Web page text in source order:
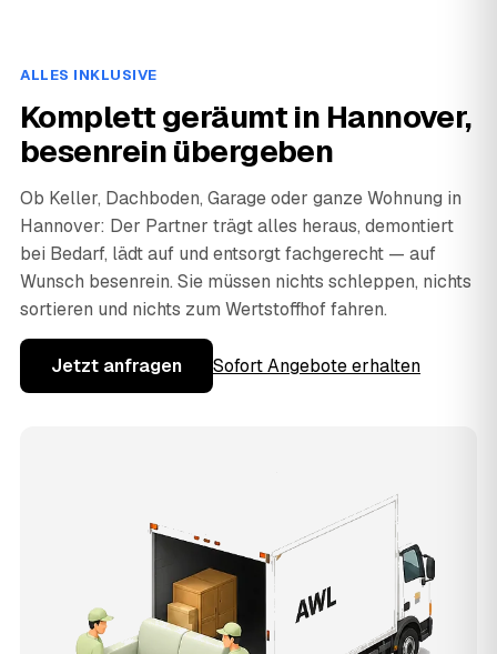
ALLES INKLUSIVE
Komplett geräumt in Hannover,
besenrein übergeben
Ob Keller, Dachboden, Garage oder ganze Wohnung in
Hannover: Der Partner trägt alles heraus, demontiert
bei Bedarf, lädt auf und entsorgt fachgerecht — auf
Wunsch besenrein. Sie müssen nichts schleppen, nichts
sortieren und nichts zum Wertstoffhof fahren.
Jetzt anfragen Sofort Angebote erhalten